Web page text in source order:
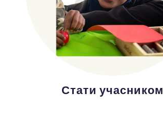
Стати учасником